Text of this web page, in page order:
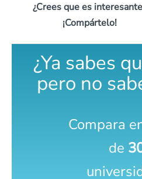
¿Crees que es
¡Compártelo!
¿Ya sabes
pero no
Compara
de